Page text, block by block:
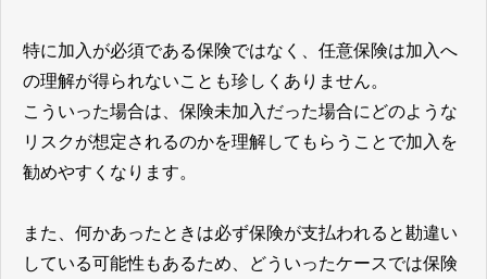
特に加入が必須である保険ではなく、任意保険は加入へ
の理解が得られないことも珍しくありません。
こういった場合は、保険未加入だった場合にどのような
リスクが想定されるのかを理解してもらうことで加入を
勧めやすくなります。
また、何かあったときは必ず保険が支払われると勘違い
している可能性もあるため、どういったケースでは保険